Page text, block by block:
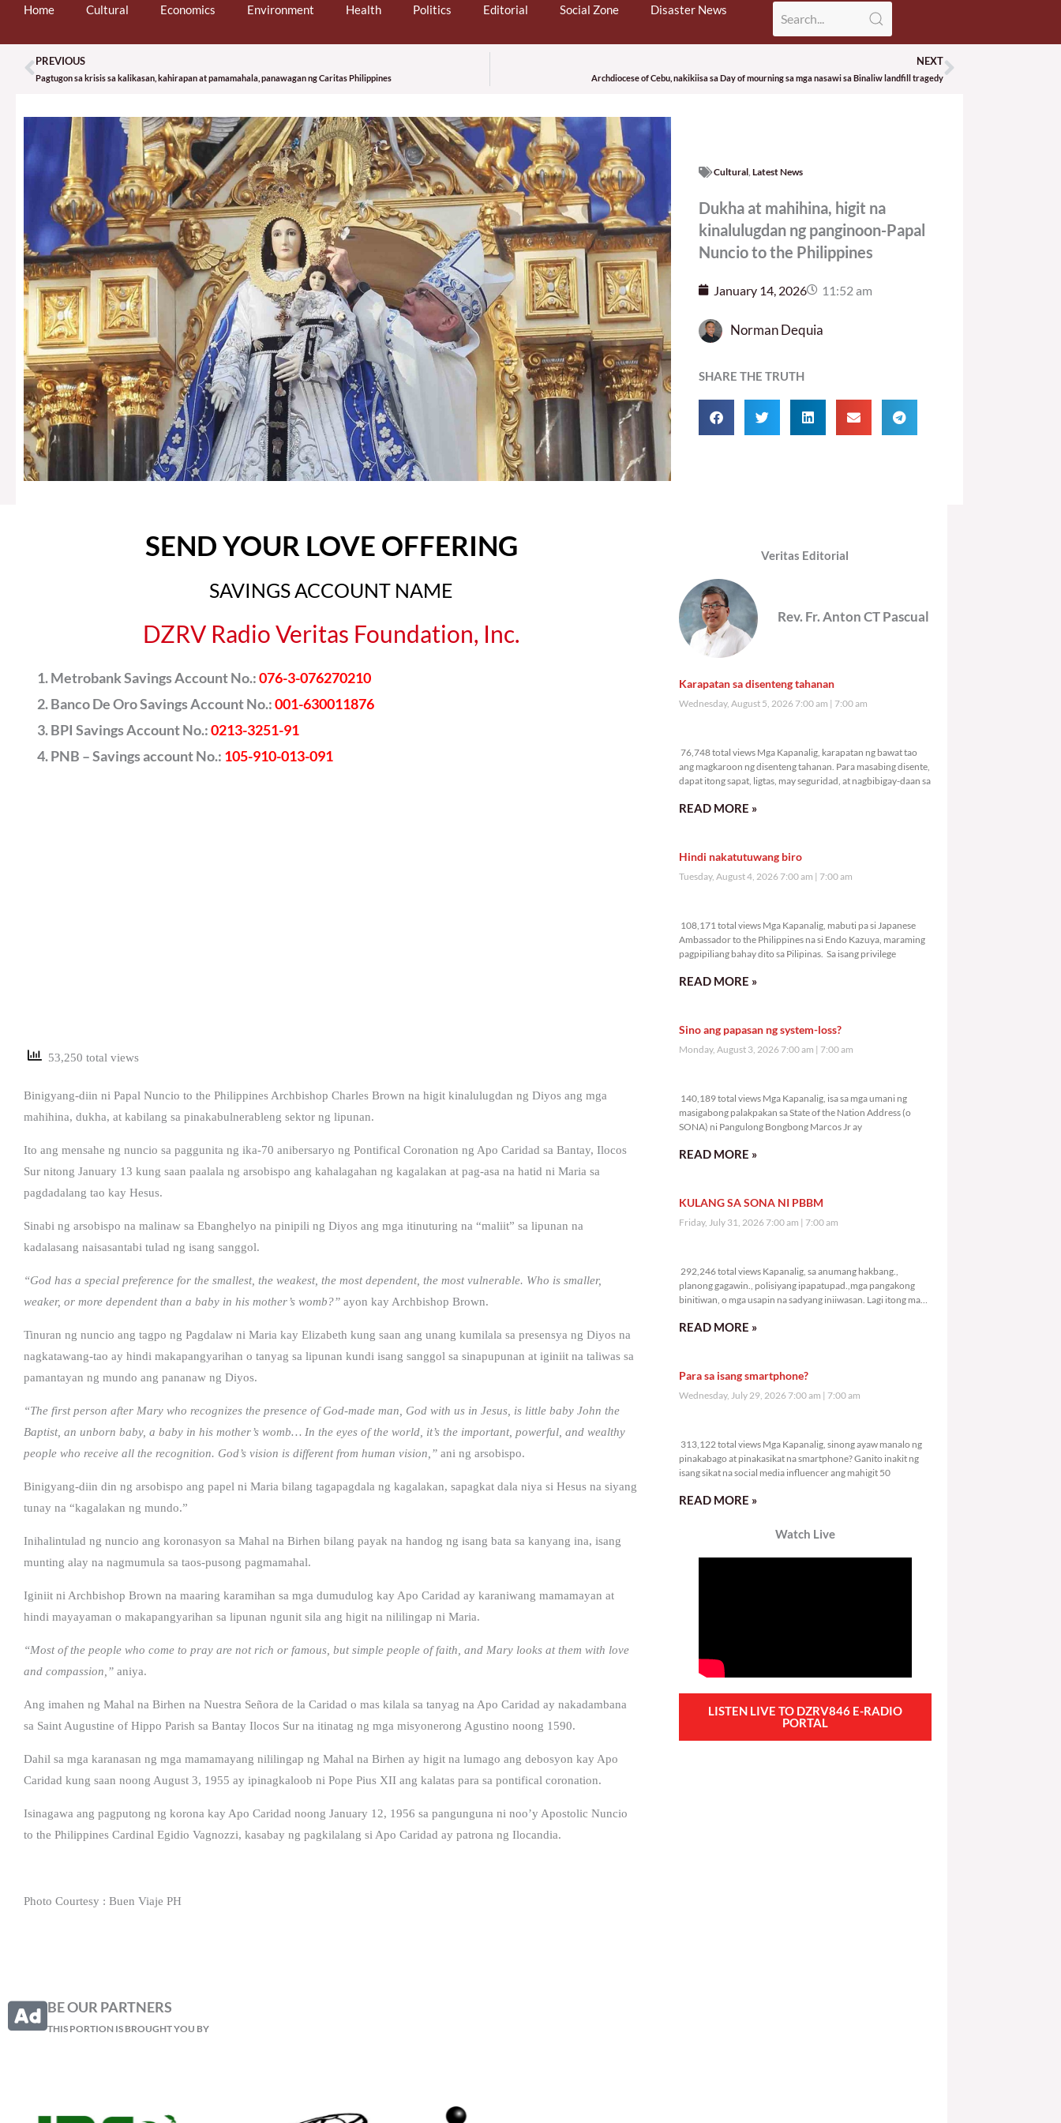
Home Cultural Economics Environment Health Politics Editorial Social Zone Disaster News
Prev
PREVIOUS
Pagtugon sa krisis sa kalikasan, kahirapan at pamamahala, panawagan ng Caritas Philippines
NEXT
Archdiocese of Cebu, nakikiisa sa Day of mourning sa mga nasawi sa Binaliw landfill tragedyNext
Cultural, Latest News
Dukha at mahihina, higit na
kinalulugdan ng panginoon-Papal
Nuncio to the Philippines
January 14, 2026 11:52 am
Norman Dequia
SHARE THE TRUTH
SEND YOUR LOVE OFFERING
SAVINGS ACCOUNT NAME
DZRV Radio Veritas Foundation, Inc.
Metrobank Savings Account No.:076-3-076270210
Banco De Oro Savings Account No.:001-630011876
BPI Savings Account No.:0213-3251-91
PNB – Savings account No.: 105-910-013-091
53,250 total views
Binigyang-diin ni Papal Nuncio to the Philippines Archbishop Charles Brown na higit kinalulugdan ng Diyos ang mga
mahihina, dukha, at kabilang sa pinakabulnerableng sektor ng lipunan.
Ito ang mensahe ng nuncio sa paggunita ng ika-70 anibersaryo ng Pontifical Coronation ng Apo Caridad sa Bantay, Ilocos
Sur nitong January 13 kung saan paalala ng arsobispo ang kahalagahan ng kagalakan at pag-asa na hatid ni Maria sa
pagdadalang tao kay Hesus.
Sinabi ng arsobispo na malinaw sa Ebanghelyo na pinipili ng Diyos ang mga itinuturing na “maliit” sa lipunan na
kadalasang naisasantabi tulad ng isang sanggol.
“God has a special preference for the smallest, the weakest, the most dependent, the most vulnerable. Who is smaller,
weaker, or more dependent than a baby in his mother’s womb?” ayon kay Archbishop Brown.
Tinuran ng nuncio ang tagpo ng Pagdalaw ni Maria kay Elizabeth kung saan ang unang kumilala sa presensya ng Diyos na
nagkatawang-tao ay hindi makapangyarihan o tanyag sa lipunan kundi isang sanggol sa sinapupunan at iginiit na taliwas sa
pamantayan ng mundo ang pananaw ng Diyos.
“The first person after Mary who recognizes the presence of God-made man, God with us in Jesus, is little baby John the
Baptist, an unborn baby, a baby in his mother’s womb… In the eyes of the world, it’s the important, powerful, and wealthy
people who receive all the recognition. God’s vision is different from human vision,” ani ng arsobispo.
Binigyang-diin din ng arsobispo ang papel ni Maria bilang tagapagdala ng kagalakan, sapagkat dala niya si Hesus na siyang
tunay na “kagalakan ng mundo.”
Inihalintulad ng nuncio ang koronasyon sa Mahal na Birhen bilang payak na handog ng isang bata sa kanyang ina, isang
munting alay na nagmumula sa taos-pusong pagmamahal.
Iginiit ni Archbishop Brown na maaring karamihan sa mga dumudulog kay Apo Caridad ay karaniwang mamamayan at
hindi mayayaman o makapangyarihan sa lipunan ngunit sila ang higit na nililingap ni Maria.
“Most of the people who come to pray are not rich or famous, but simple people of faith, and Mary looks at them with love
and compassion,” aniya.
Ang imahen ng Mahal na Birhen na Nuestra Señora de la Caridad o mas kilala sa tanyag na Apo Caridad ay nakadambana
sa Saint Augustine of Hippo Parish sa Bantay Ilocos Sur na itinatag ng mga misyonerong Agustino noong 1590.
Dahil sa mga karanasan ng mga mamamayang nililingap ng Mahal na Birhen ay higit na lumago ang debosyon kay Apo
Caridad kung saan noong August 3, 1955 ay ipinagkaloob ni Pope Pius XII ang kalatas para sa pontifical coronation.
Isinagawa ang pagputong ng korona kay Apo Caridad noong January 12, 1956 sa pangunguna ni noo’y Apostolic Nuncio
to the Philippines Cardinal Egidio Vagnozzi, kasabay ng pagkilalang si Apo Caridad ay patrona ng Ilocandia.
Photo Courtesy : Buen Viaje PH
BE OUR PARTNERS
THIS PORTION IS BROUGHT YOU BY
Veritas Editorial
Rev. Fr. Anton CT Pascual
Karapatan sa disenteng tahanan
Wednesday, August 5, 2026 7:00 am 7:00 am
76,748 total views Mga Kapanalig, karapatan ng bawat tao
ang magkaroon ng disenteng tahanan. Para masabing disente,
dapat itong sapat, ligtas, may seguridad, at nagbibigay-daan sa
READ MORE »
Hindi nakatutuwang biro
Tuesday, August 4, 2026 7:00 am 7:00 am
108,171 total views Mga Kapanalig, mabuti pa si Japanese
Ambassador to the Philippines na si Endo Kazuya, maraming
pagpipiliang bahay dito sa Pilipinas. Sa isang privilege
READ MORE »
Sino ang papasan ng system-loss?
Monday, August 3, 2026 7:00 am 7:00 am
140,189 total views Mga Kapanalig, isa sa mga umani ng
masigabong palakpakan sa State of the Nation Address (o
SONA) ni Pangulong Bongbong Marcos Jr ay
READ MORE »
KULANG SA SONA NI PBBM
Friday, July 31, 2026 7:00 am 7:00 am
292,246 total views Kapanalig, sa anumang hakbang.,
planong gagawin., polisiyang ipapatupad.,mga pangakong
binitiwan, o mga usapin na sadyang iniiwasan. Lagi itong may
READ MORE »
Para sa isang smartphone?
Wednesday, July 29, 2026 7:00 am 7:00 am
313,122 total views Mga Kapanalig, sinong ayaw manalo ng
pinakabago at pinakasikat na smartphone? Ganito inakit ng
isang sikat na social media influencer ang mahigit 50
READ MORE »
Watch Live
LISTEN LIVE TO DZRV846 E-RADIO
PORTAL